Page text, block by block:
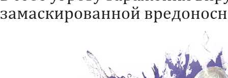
замаскированной